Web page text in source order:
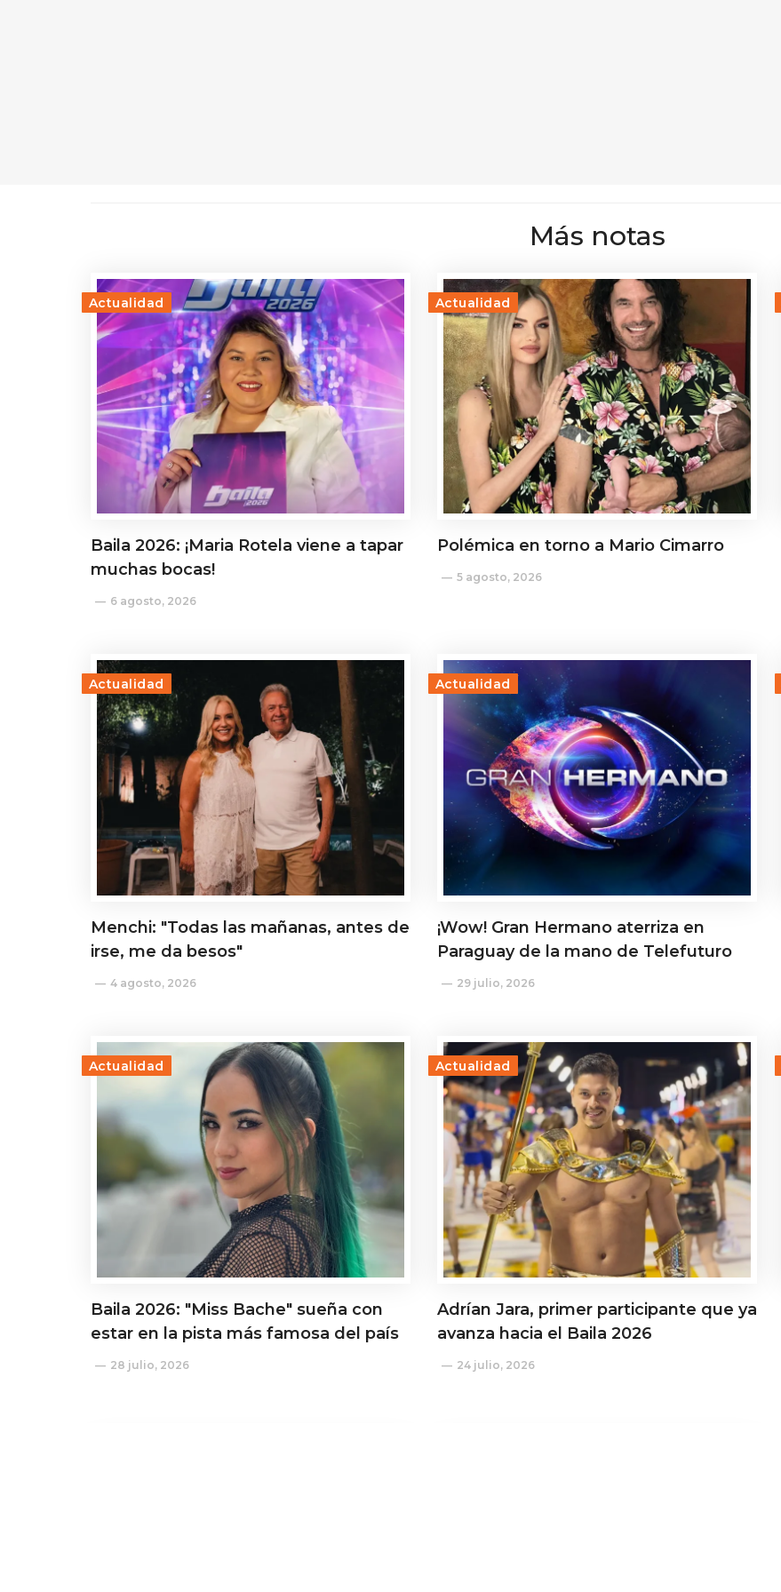
Más notas
Actualidad
Baila 2026: ¡Maria Rotela viene a tapar
muchas bocas!
6 agosto, 2026
Actualidad
Polémica en torno a Mario Cimarro
5 agosto, 2026
Actualidad
Menchi: "Todas las mañanas, antes de
irse, me da besos"
4 agosto, 2026
Actualidad
¡Wow! Gran Hermano aterriza en
Paraguay de la mano de Telefuturo
29 julio, 2026
Actualidad
Baila 2026: "Miss Bache" sueña con
estar en la pista más famosa del país
28 julio, 2026
Actualidad
Adrían Jara, primer participante que ya
avanza hacia el Baila 2026
24 julio, 2026